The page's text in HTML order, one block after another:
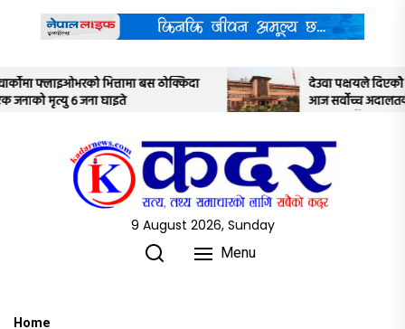
content
देउवा पक्षयले दिएकोे पुनरावलोकन निवेदनमाथि
आज सर्वोच्च अदालतका तीन न्यायाधीशले
9 August 2026, Sunday
Menu
Home